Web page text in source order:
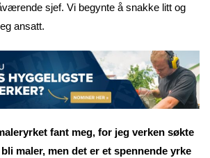
sjef. Vi begynte å snakke litt og
ansatt.
fant meg, for jeg verken søkte
maler, men det er et spennende yrke